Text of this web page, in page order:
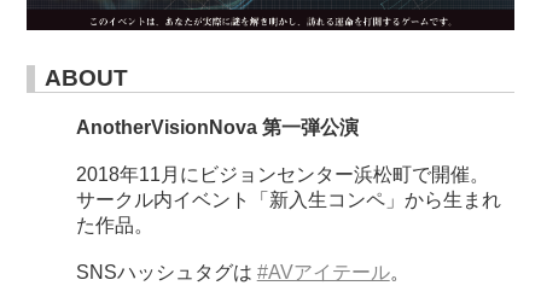
ABOUT
AnotherVisionNova 第一弾公演
2018年11月にビジョンセンター浜松町で開催。
サークル内イベント「新入生コンペ」から生まれ
た作品。
SNSハッシュタグは #AVアイテール。